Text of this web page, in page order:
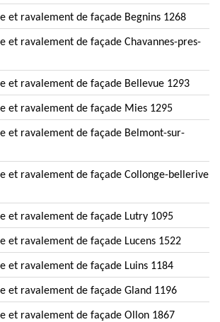
et ravalement de façade Begnins 1268
et ravalement de façade Chavannes-pres-
et ravalement de façade Bellevue 1293
et ravalement de façade Mies 1295
et ravalement de façade Belmont-sur-
et ravalement de façade Collonge-bellerive
et ravalement de façade Lutry 1095
et ravalement de façade Lucens 1522
et ravalement de façade Luins 1184
et ravalement de façade Gland 1196
et ravalement de façade Ollon 1867